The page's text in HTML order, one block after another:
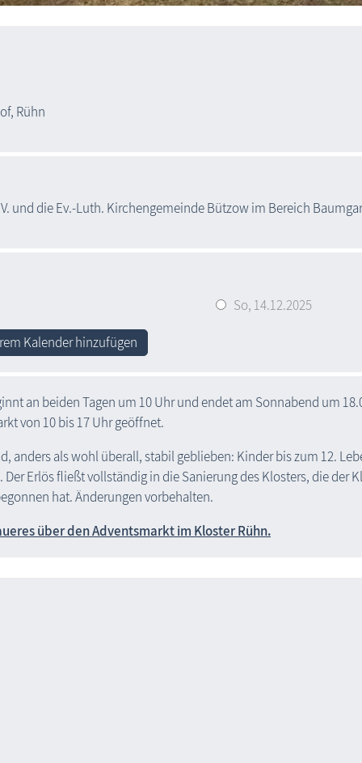
Rühn
und die Ev.-Luth. Kirchengemeinde Bützow im Bereich
So, 14.12.2025
Kalender hinzufügen
an beiden Tagen um 10 Uhr und endet am Sonnabend um
von 10 bis 17 Uhr geöffnet.
anders als wohl überall, stabil geblieben: Kinder bis zum 12.
Der Erlös fließt vollständig in die Sanierung des Klosters, die der
hat. Änderungen vorbehalten.
über den Adventsmarkt im Kloster Rühn.